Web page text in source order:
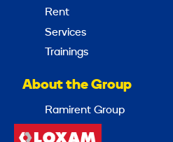
Rent
Services
Trainings
About the Group
Ramirent Group